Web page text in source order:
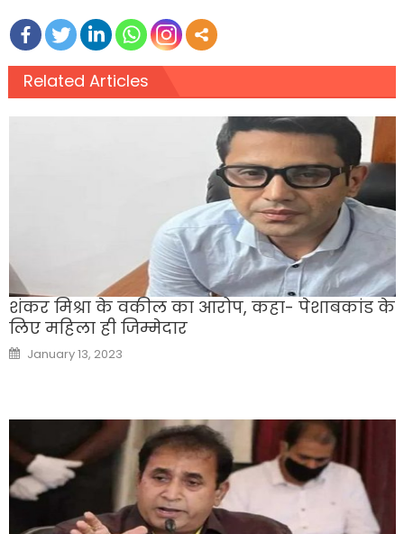
Related Articles
शंकर मिश्रा के वकील का आरोप, कहा- पेशाबकांड के
लिए महिला ही जिम्मेदार
Posted
on
January 13, 2023